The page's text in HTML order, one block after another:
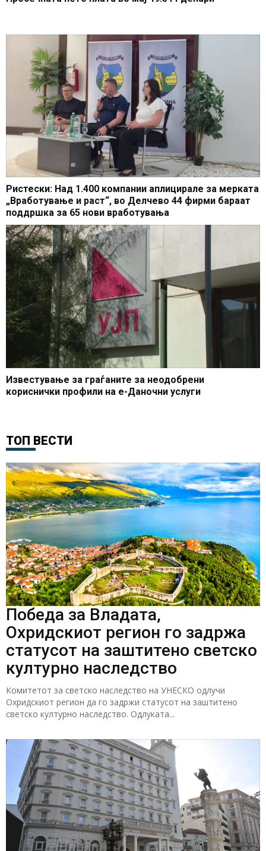
Ристески: Над 1.400 компании аплицирале за мерката
„Вработување и раст“, во Делчево 44 фирми бараат
поддршка за 65 нови вработувања
Известување за граѓаните за неодобрени
кориснички профили на е-Даночни услуги
ТОП ВЕСТИ
Победа за Владата,
Охридскиот регион го задржа
статусот на заштитено светско
културно наследство
Комитетот за светско наследство на УНЕСКО одлучи
Охридскиот регион да го задржи статусот на заштитено
светско културно наследство. Одлуката...